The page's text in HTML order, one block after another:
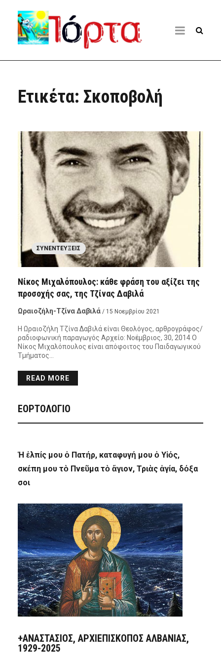
Ετικέτα: Σκοποβολή
ΣΥΝΕΝΤΕΎΞΕΙΣ
Νίκος Μιχαλόπουλος: κάθε φράση του αξίζει της
προσοχής σας, της Τζίνας Δαβιλά
Ωραιοζήλη-Τζίνα Δαβιλά / 15 Νοεμβρίου 2021
Η Ωραιοζήλη Τζίνα Δαβιλά είναι Θεολόγος, αρθρογράφος/
ραδιοφωνική παραγωγός Αρχείο: Νοέμβριος, 30, 2014 O
Νίκος Μιχαλόπουλος είναι απόφοιτος του Παιδαγωγικού
Τμήματος…
READ MORE
ΕΟΡΤΟΛΟΓΙΟ
Ἡ ἐλπίς μου ὁ Πατήρ, καταφυγή μου ὁ Υἱός,
σκέπη μου τὸ Πνεῦμα τὸ ἅγιον, Τριὰς ἁγία, δόξα
σοι
+ΑΝΑΣΤΆΣΙΟΣ, ΑΡΧΙΕΠΊΣΚΟΠΟΣ ΑΛΒΑΝΊΑΣ,
1929-2025